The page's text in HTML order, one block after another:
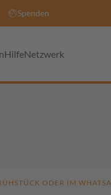
Spenden
HilfeNetzwerk
ODER IM